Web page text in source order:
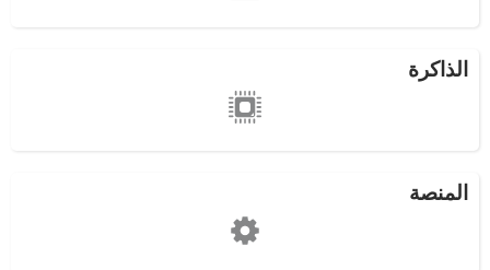
الذاكرة
المنصة